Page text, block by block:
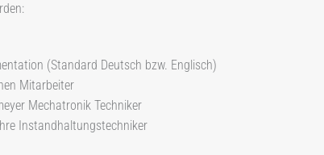
(Standard Deutsch bzw. Englisch)
Mitarbeiter
Mechatronik Techniker
Instandhaltungstechniker